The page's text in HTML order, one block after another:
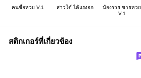
คนซื้อหวย V.1 สาวใต้ ได้แรงอก
น้องรวย ขายหวย
V.1
สติกเกอร์ที่เกี่ยวข้อง